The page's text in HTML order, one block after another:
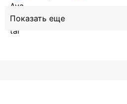
Hanna_Zolo4evskaya